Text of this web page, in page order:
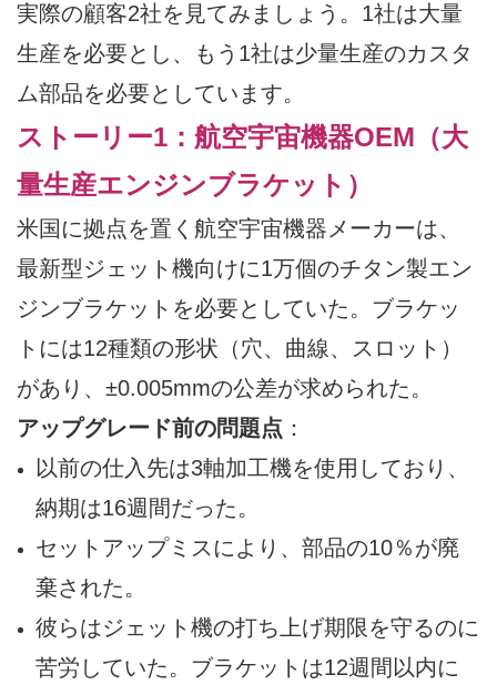
実際の顧客2社を見てみましょう。1社は大量
生産を必要とし、もう1社は少量生産のカスタ
ム部品を必要としています。
ストーリー1：航空宇宙機器OEM（大
量生産エンジンブラケット）
米国に拠点を置く航空宇宙機器メーカーは、
最新型ジェット機向けに1万個のチタン製エン
ジンブラケットを必要としていた。ブラケッ
トには12種類の形状（穴、曲線、スロット）
があり、±0.005mmの公差が求められた。
アップグレード前の問題点 ：
以前の仕入先は3軸加工機を使用しており、
納期は16週間だった。
セットアップミスにより、部品の10％が廃
棄された。
彼らはジェット機の打ち上げ期限を守るのに
苦労していた。ブラケットは12週間以内に